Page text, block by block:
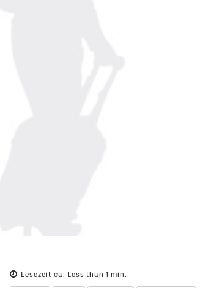
Lesezeit ca: Less than 1 min.